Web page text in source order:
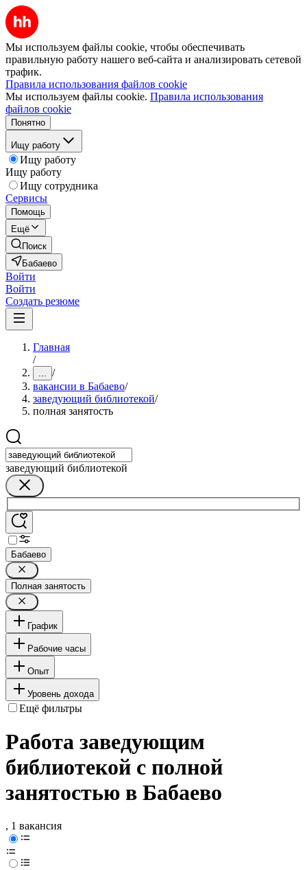
Мы используем файлы cookie, чтобы обеспечивать
правильную работу нашего веб-сайта и анализировать сетевой
трафик.
Правила использования файлов cookie
Мы используем файлы cookie. Правила использования
файлов cookie
Понятно
Ищу работу
Ищу работу
Ищу работу
Ищу сотрудника
Сервисы
Помощь
Ещё
Поиск
Бабаево
Войти
Войти
Создать резюме
Главная
/
... /
вакансии в Бабаево/
заведующий библиотекой/
полная занятость
заведующий библиотекой
Бабаево
Полная занятость
График
Рабочие часы
Опыт
Уровень дохода
Ещё фильтры
Работа заведующим
библиотекой с полной
занятостью в Бабаево
, 1 вакансия